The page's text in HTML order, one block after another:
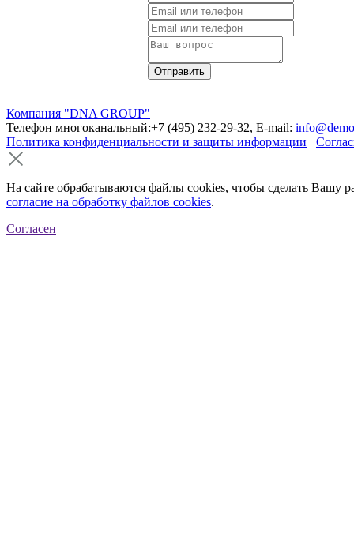
Компания "DNA GROUP"
Телефон многоканальный:+7 (495) 232-29-32, E-mail:
Политика конфиденциальности и защиты информации
На сайте обрабатываются файлы cookies, чтобы сделать Вашу
согласие на обработку файлов cookies.
Согласен